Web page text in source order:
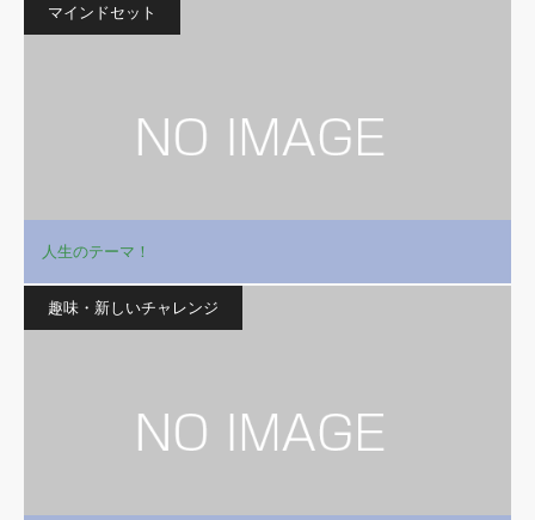
マインドセット
人生のテーマ！
趣味・新しいチャレンジ